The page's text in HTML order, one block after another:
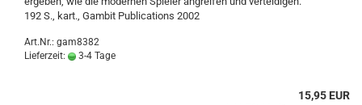
192 S., kart., Gambit Publications 2002
Art.Nr.: gam8382
Lieferzeit:
3-4 Tage
15,95 EUR